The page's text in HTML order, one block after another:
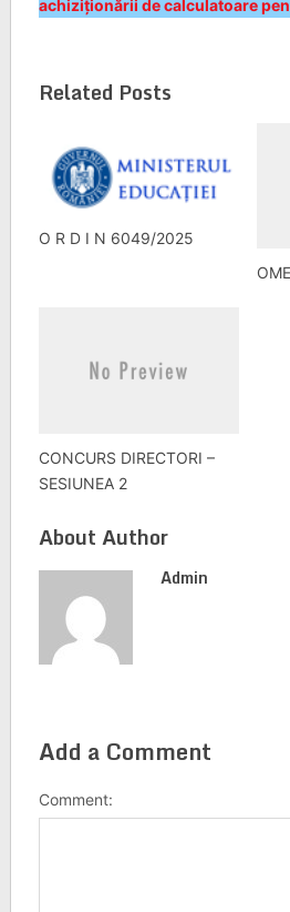
achiziționării de calculatoare
Related Posts
O R D I N 6049/2025
CONCURS DIRECTORI –
SESIUNEA 2
About Author
Admin
Add a Comment
Comment: